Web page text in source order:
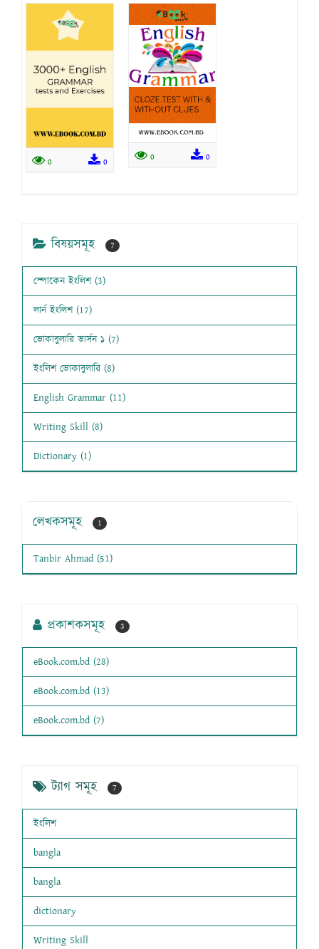
0 0 0 0
বিষয়সমূহ 7
স্পোকেন ইংলিশ (3)
লার্ন ইংলিশ (17)
ভোকাবুলারি ভার্সন ১ (7)
ইংলিশ ভোকাবুলারি (8)
English Grammar (11)
Writing Skill (8)
Dictionary (1)
লেখকসমূহ 1
Tanbir Ahmad (51)
প্রকাশকসমূহ 3
eBook.com.bd (28)
eBook.com.bd (13)
eBook.com.bd (7)
ট্যাগ সমূহ 7
ইংলিশ
bangla
bangla
dictionary
Writing Skill